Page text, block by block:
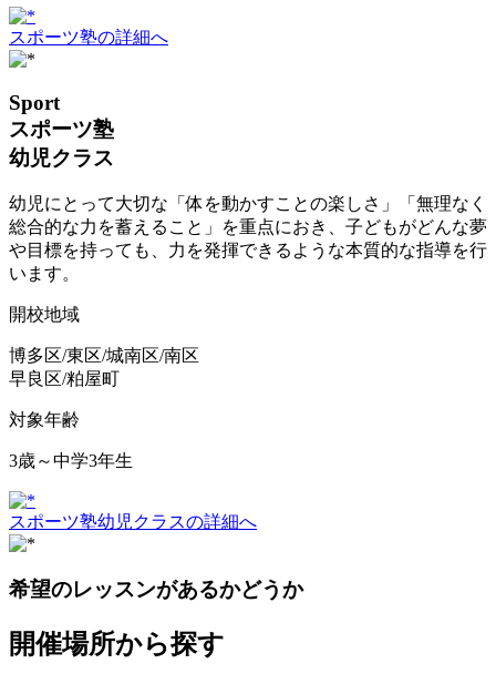
スポーツ塾の詳細へ
Sport
スポーツ塾
幼児クラス
幼児にとって大切な「体を動かすことの楽しさ」「無理なく
総合的な力を蓄えること」を重点におき、子どもがどんな夢
や目標を持っても、力を発揮できるような本質的な指導を行
います。
開校地域
博多区/東区/城南区/南区
早良区/粕屋町
対象年齢
3歳～中学3年生
スポーツ塾幼児クラスの詳細へ
希望のレッスンがあるかどうか
開催場所から探す